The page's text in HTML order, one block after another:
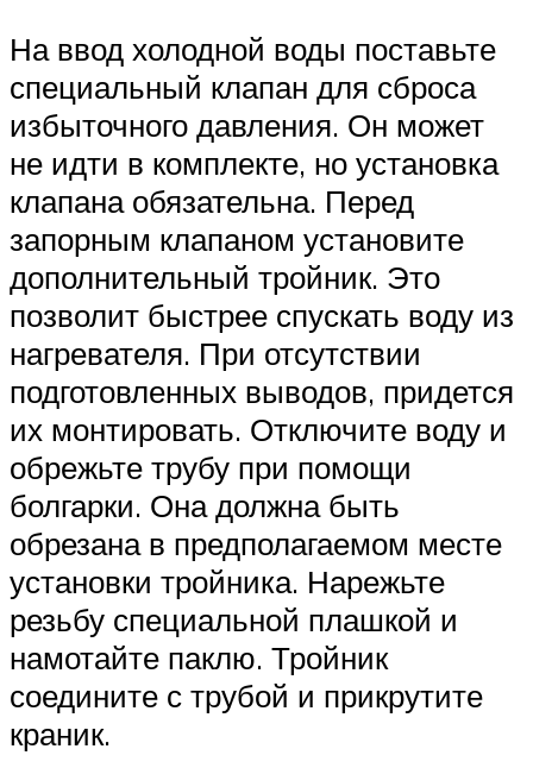
На ввод холодной воды поставьте
специальный клапан для сброса
избыточного давления. Он может
не идти в комплекте, но установка
клапана обязательна. Перед
запорным клапаном установите
дополнительный тройник. Это
позволит быстрее спускать воду из
нагревателя. При отсутствии
подготовленных выводов, придется
их монтировать. Отключите воду и
обрежьте трубу при помощи
болгарки. Она должна быть
обрезана в предполагаемом месте
установки тройника. Нарежьте
резьбу специальной плашкой и
намотайте паклю. Тройник
соедините с трубой и прикрутите
краник.